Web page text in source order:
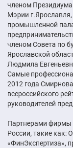
членом
Мэрии
промышленной
членом Совета по
Ярославской
Людмила
Самые
2012 года
всероссийского
руководителей
Партнерами фирмы
России, такие
«ФинЭкспертиза»,